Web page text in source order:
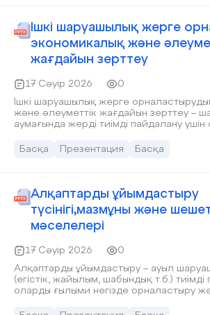
Ішкі шаруашылық жерге
экономикалық және
жағдайын зерттеу
17 Сәуір 2026
0
Ішкі шаруашылық жерге
және әлеуметтік жағдайын зерттеу –
аумағында жерді тиімді пайдалану үшін
жақты талдау процесі. Бұл бағыт Жерге
(егістік түсімі, мал жайылымының
шаруашылықтың мамандануы (егіншілік,
шаруашылығы) өндіріс шығындары мен
техникамен қамтамасыз етілуі еңбек
экономикалық бағалануы ? Мақсаты – жерді тиімді
пайдаланып, табысты арттыру.
Басқа Презентация Басқа
Алқаптарды ұйымдастыру
түсінігі,мазмұны және
мәселелері
17 Сәуір 2026
0
Алқаптарды ұйымдастыру – ауыл
(егістік, жайылым, шабындық т.б.) тиімді
оларды ғылыми негізде орналастыру
Мазмұны: Алқаптарды ұйымдастыру келесі жұмыстарды